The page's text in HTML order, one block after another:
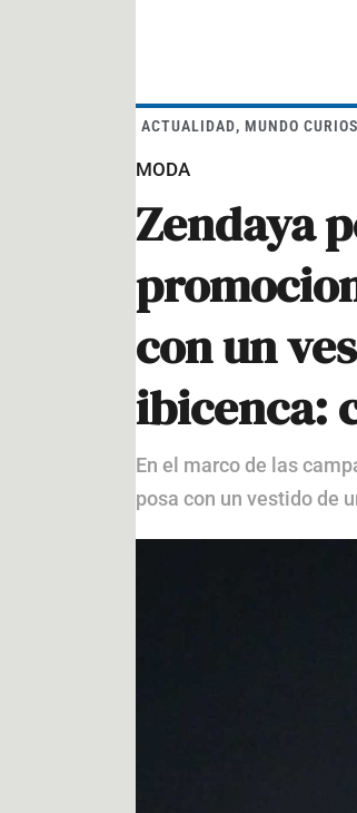
ACTUALIDAD, MUNDO
MODA
Zendaya
con un
ibicenca:
En el marco de las
posa con un vestido de